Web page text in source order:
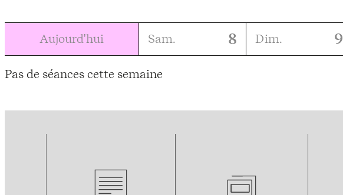
Aujourd'hui Sam. 8 Dim. 9
Pas de séances cette semaine